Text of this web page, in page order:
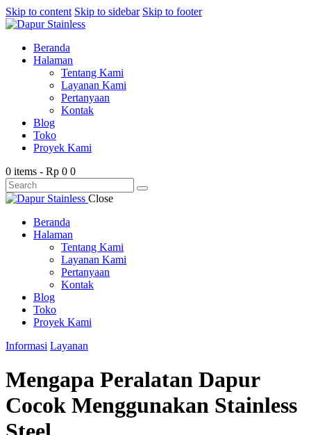
Skip to content Skip to sidebar Skip to footer
Beranda
Halaman
Tentang Kami
Layanan Kami
Pertanyaan
Kontak
Blog
Toko
Proyek Kami
0 items - Rp 0 0
Close
Beranda
Halaman
Tentang Kami
Layanan Kami
Pertanyaan
Kontak
Blog
Toko
Proyek Kami
Informasi Layanan
Mengapa Peralatan Dapur
Cocok Menggunakan Stainless